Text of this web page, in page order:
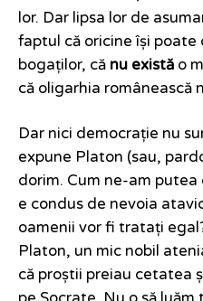
lor. Dar lipsa lor de
faptul că oricine își poate
bogaților, că nu există o
că oligarhia românească
Dar nici democrație nu
expune Platon (sau,
dorim. Cum ne-am
e condus de nevoia
oamenii vor fi tratați
Platon, un mic nobil
că proștii preiau cetatea